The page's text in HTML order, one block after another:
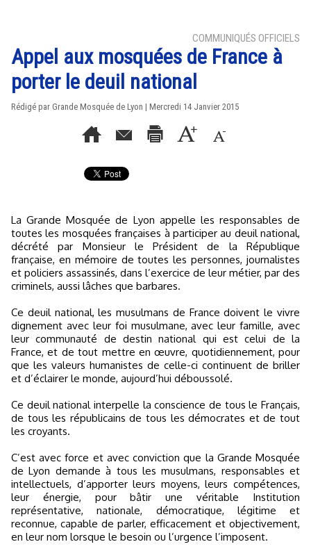
COMMUNIQUÉS OFFICIELS
Appel aux mosquées de France à
porter le deuil national
Rédigé par Grande Mosquée de Lyon | Mercredi 14 Janvier 2015
La Grande Mosquée de Lyon appelle les responsables de
toutes les mosquées françaises à participer au deuil national,
décrété par Monsieur le Président de la République
française, en mémoire de toutes les personnes, journalistes
et policiers assassinés, dans l’exercice de leur métier, par des
criminels, aussi lâches que barbares.
Ce deuil national, les musulmans de France doivent le vivre
dignement avec leur foi musulmane, avec leur famille, avec
leur communauté de destin national qui est celui de la
France, et de tout mettre en œuvre, quotidiennement, pour
que les valeurs humanistes de celle-ci continuent de briller
et d’éclairer le monde, aujourd’hui déboussolé.
Ce deuil national interpelle la conscience de tous le Français,
de tous les républicains de tous les démocrates et de tout
les croyants.
C’est avec force et avec conviction que la Grande Mosquée
de Lyon demande à tous les musulmans, responsables et
intellectuels, d’apporter leurs moyens, leurs compétences,
leur énergie, pour bâtir une véritable Institution
représentative, nationale, démocratique, légitime et
reconnue, capable de parler, efficacement et objectivement,
en leur nom lorsque le besoin ou l’urgence l’imposent.